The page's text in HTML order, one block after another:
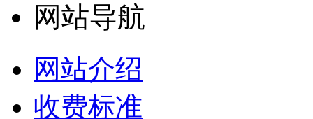
网站导航
网站介绍
收费标准